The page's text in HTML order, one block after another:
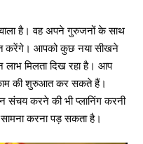
वाला है। वह अपने गुरुजनों के साथ
करेंगे। आपको कुछ नया सीखने
लाभ मिलता दिख रहा है। आप
की शुरुआत कर सकते हैं।
संचय करने की भी प्लानिंग करनी
करना पड़ सकता है।